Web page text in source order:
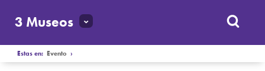
3 Museos
Estas en:Evento ›